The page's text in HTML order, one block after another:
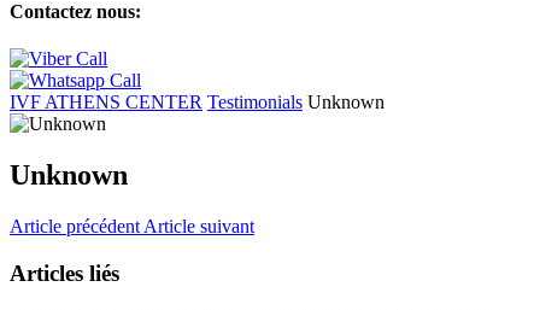
champ
Contactez nous:
IVF ATHENS CENTER Testimonials Unknown
Unknown
Article précédent Article suivant
Articles liés